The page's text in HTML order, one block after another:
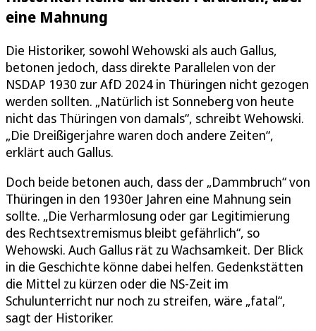
eine Mahnung
Die Historiker, sowohl Wehowski als auch Gallus,
betonen jedoch, dass direkte Parallelen von der
NSDAP 1930 zur AfD 2024 in Thüringen nicht gezogen
werden sollten. „Natürlich ist Sonneberg von heute
nicht das Thüringen von damals“, schreibt Wehowski.
„Die Dreißigerjahre waren doch andere Zeiten“,
erklärt auch Gallus.
Doch beide betonen auch, dass der „Dammbruch“ von
Thüringen in den 1930er Jahren eine Mahnung sein
sollte. „Die Verharmlosung oder gar Legitimierung
des Rechtsextremismus bleibt gefährlich“, so
Wehowski. Auch Gallus rät zu Wachsamkeit. Der Blick
in die Geschichte könne dabei helfen. Gedenkstätten
die Mittel zu kürzen oder die NS-Zeit im
Schulunterricht nur noch zu streifen, wäre „fatal“,
sagt der Historiker.